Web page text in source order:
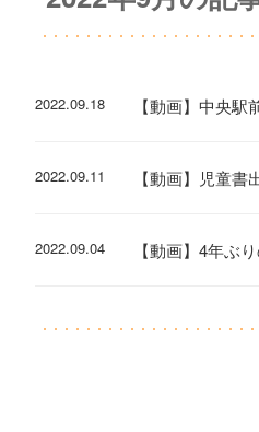
2022.09.18 【動画】中央
2022.09.11 【動画】児童
2022.09.04 【動画】4年ぶ